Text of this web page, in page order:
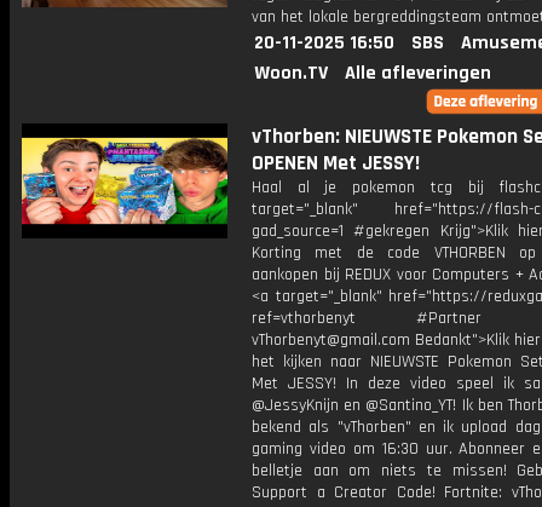
van het lokale bergreddingsteam
20-11-2025 16:50 SBS
Woon.TV
Alle afleveringen
vThorben: NIEUWSTE Pokemon
OPENEN Met JESSY!
Haal al je pokemon tcg bij
target="_blank" href="https://flash-
gad_source=1 #gekregen Krijg">Klik
Korting met de code VTHORBEN
aankopen bij REDUX voor Computers +
<a target="_blank" href="https://
ref=vthorbenyt #Partner
vThorbenyt@gmail.com Bedankt">Klik
het kijken naar NIEUWSTE Pokemon
Met JESSY! In deze video speel ik
@JessyKnijn en @Santino_YT! Ik ben
bekend als "vThorben" en ik upload
gaming video om 16:30 uur. Abonneer
belletje aan om niets te missen!
Support a Creator Code! Fortnite: